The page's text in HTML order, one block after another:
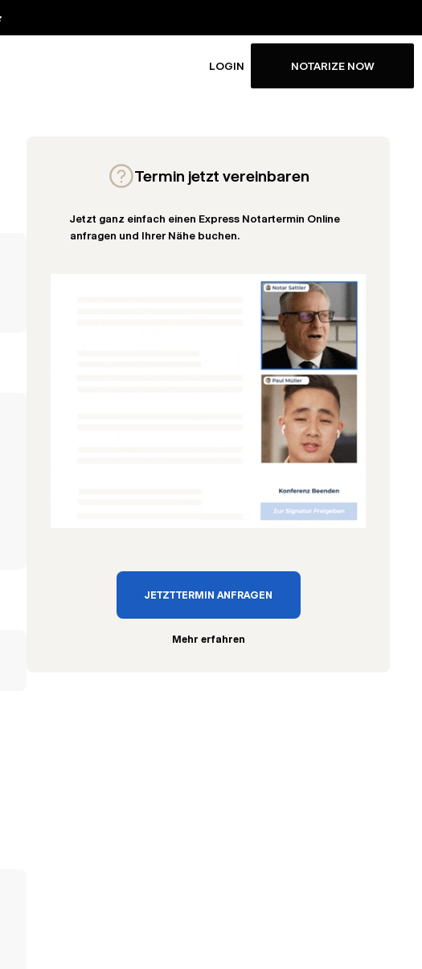
LOGIN NOTARIZE NOW
Termin jetzt vereinbaren
Jetzt ganz einfach einen Express Notartermin Online
anfragen und Ihrer Nähe buchen.
JETZT TERMIN ANFRAGEN
Mehr erfahren